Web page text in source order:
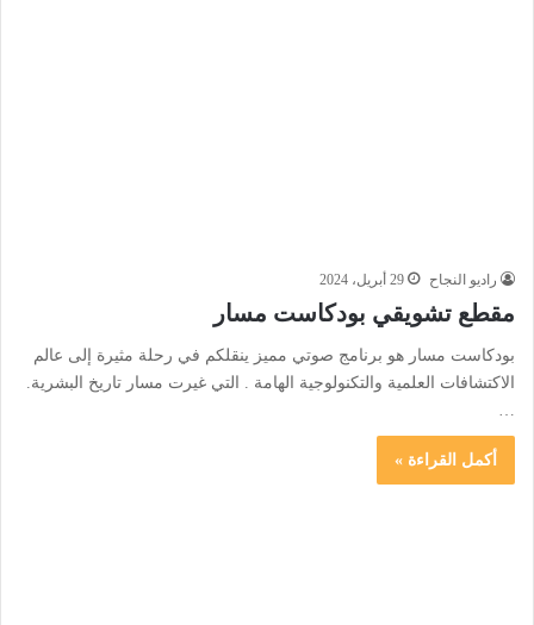
راديو النجاح 29 أبريل، 2024
مقطع تشويقي بودكاست مسار
بودكاست مسار هو برنامج صوتي مميز ينقلكم في رحلة مثيرة إلى عالم
الاكتشافات العلمية والتكنولوجية الهامة . التي غيرت مسار تاريخ البشرية.
…
أكمل القراءة »